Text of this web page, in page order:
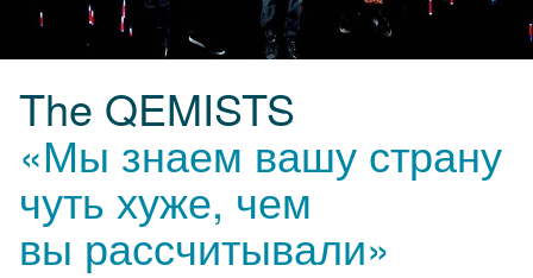
The QEMISTS
«Мы знаем вашу страну
чуть хуже, чем
вы рассчитывали»